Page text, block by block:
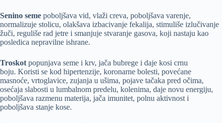
Senino seme poboljšava vid, vlaži creva, poboljšava varenje,
normalizuje stolicu, olakšava izbacivanje fekalija, stimuliše izlučivanje
žuči, reguliše rad jetre i smanjuje stvaranje gasova, koji nastaju kao
posledica nepravilne ishrane.
Troskot popunjava seme i krv, jača bubrege i daje kosi crnu
boju. Koristi se kod hipertenzije, koronarne bolesti, povećane
masnoće, vrtoglavice, zujanja u ušima, pojave tačaka pred očima,
osećaja slabosti u lumbalnom predelu, kolenima, daje novu energiju,
poboljšava razmenu materija, jača imunitet, polnu aktivnost i
poboljšava stanje kose.